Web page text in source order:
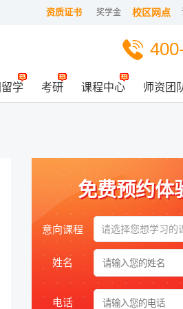
校区网点
奖学金
资质证书
学 考研 课程中心 师资团
免费预约体
意向课程 请选择您想学习的
姓名
电话